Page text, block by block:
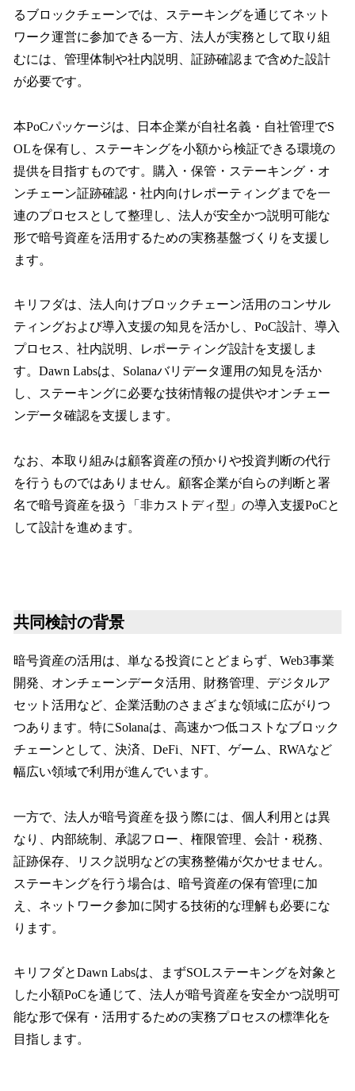
るブロックチェーンでは、ステーキングを通じてネット
ワーク運営に参加できる一方、法人が実務として取り組
むには、管理体制や社内説明、証跡確認まで含めた設計
が必要です。
本PoCパッケージは、日本企業が自社名義・自社管理でS
OLを保有し、ステーキングを小額から検証できる環境の
提供を目指すものです。購入・保管・ステーキング・オ
ンチェーン証跡確認・社内向けレポーティングまでを一
連のプロセスとして整理し、法人が安全かつ説明可能な
形で暗号資産を活用するための実務基盤づくりを支援し
ます。
キリフダは、法人向けブロックチェーン活用のコンサル
ティングおよび導入支援の知見を活かし、PoC設計、導入
プロセス、社内説明、レポーティング設計を支援しま
す。Dawn Labsは、Solanaバリデータ運用の知見を活か
し、ステーキングに必要な技術情報の提供やオンチェー
ンデータ確認を支援します。
なお、本取り組みは顧客資産の預かりや投資判断の代行
を行うものではありません。顧客企業が自らの判断と署
名で暗号資産を扱う「非カストディ型」の導入支援PoCと
して設計を進めます。
共同検討の背景
暗号資産の活用は、単なる投資にとどまらず、Web3事業
開発、オンチェーンデータ活用、財務管理、デジタルア
セット活用など、企業活動のさまざまな領域に広がりつ
つあります。特にSolanaは、高速かつ低コストなブロック
チェーンとして、決済、DeFi、NFT、ゲーム、RWAなど
幅広い領域で利用が進んでいます。
一方で、法人が暗号資産を扱う際には、個人利用とは異
なり、内部統制、承認フロー、権限管理、会計・税務、
証跡保存、リスク説明などの実務整備が欠かせません。
ステーキングを行う場合は、暗号資産の保有管理に加
え、ネットワーク参加に関する技術的な理解も必要にな
ります。
キリフダとDawn Labsは、まずSOLステーキングを対象と
した小額PoCを通じて、法人が暗号資産を安全かつ説明可
能な形で保有・活用するための実務プロセスの標準化を
目指します。